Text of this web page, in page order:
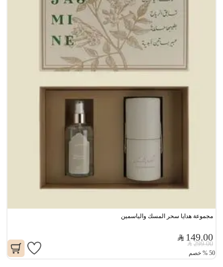
مجموعة هدايا سحر المسك والياسمين
149.00
299.00
50
% خصم